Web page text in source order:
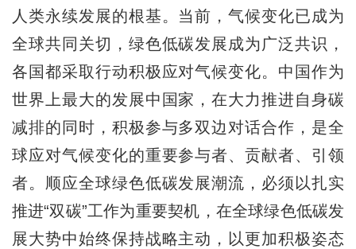
人类永续发展的根基。当前，气候变化已成为
全球共同关切，绿色低碳发展成为广泛共识，
各国都采取行动积极应对气候变化。中国作为
世界上最大的发展中国家，在大力推进自身碳
减排的同时，积极参与多双边对话合作，是全
球应对气候变化的重要参与者、贡献者、引领
者。顺应全球绿色低碳发展潮流，必须以扎实
推进“双碳”工作为重要契机，在全球绿色低碳发
展大势中始终保持战略主动，以更加积极姿态